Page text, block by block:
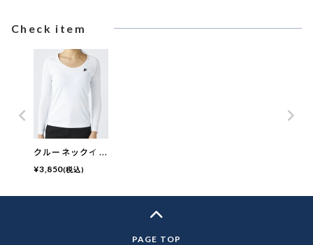
Check item
クルーネックイン
ナーシャツ
¥3,850(税込)